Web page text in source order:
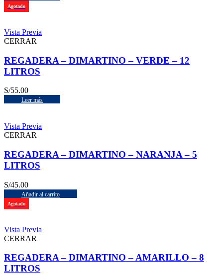
Agotado
Vista Previa
CERRAR
REGADERA – DIMARTINO – VERDE – 12
LITROS
S/55.00
Leer más
Vista Previa
CERRAR
REGADERA – DIMARTINO – NARANJA – 5
LITROS
S/45.00
Añadir al carrito
Agotado
Vista Previa
CERRAR
REGADERA – DIMARTINO – AMARILLO – 8
LITROS